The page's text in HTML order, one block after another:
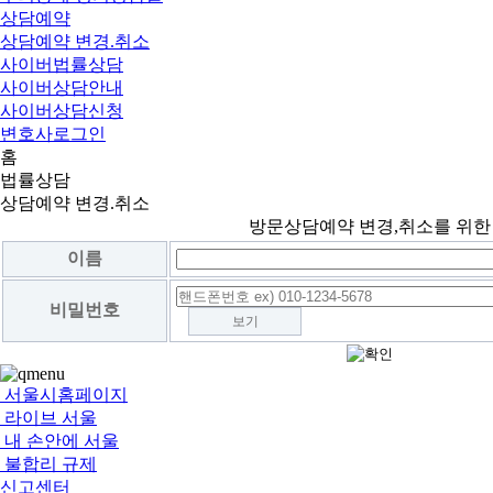
상담예약
상담예약 변경.취소
사이버법률상담
사이버상담안내
사이버상담신청
변호사로그인
홈
법률상담
상담예약 변경.취소
방문상담예약 변경,취소를 위
이름
비밀번호
보기
서울시홈페이지
라이브 서울
내 손안에 서울
불합리 규제
신고센터